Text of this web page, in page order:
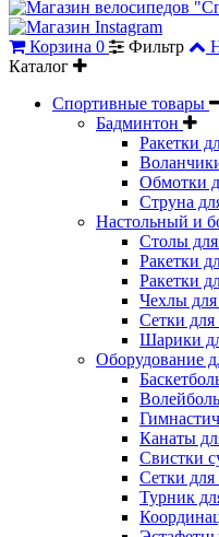
Корзина 0 Фильтр
Каталог
Спортивные товары
Бадминтон
Ракетки
Обмотки
Струна
Настольный и
Столы для
Ракетки
Ракетки
Чехлы для
Сетки для
Шарики
Оборудование
Канаты
Свистки
Сетки для
Турник